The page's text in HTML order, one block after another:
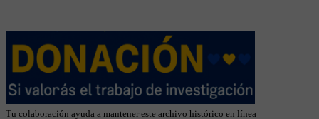
Tu colaboración ayuda a mantener este archivo histórico en línea